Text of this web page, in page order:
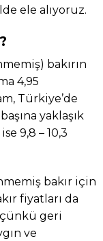
ele alıyoruz.
bakırın
4,95
Türkiye’de
yaklaşık
9,8 – 10,3
bakır için
fiyatları da
geri
ve